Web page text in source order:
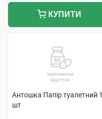
КУПИТИ
Антошка Папір туалетний 1
шт